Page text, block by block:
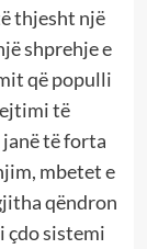
thjesht një
shprehje e
që populli
të
të forta
mbetet e
qëndron
çdo sistemi